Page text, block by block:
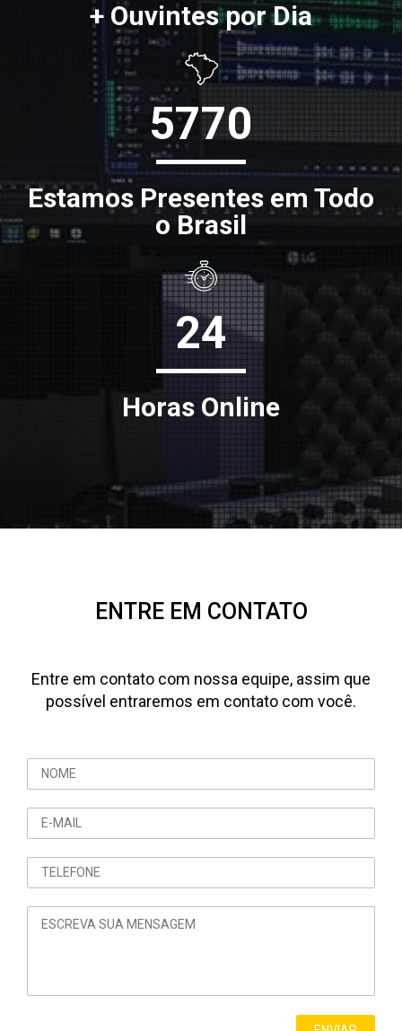
+ Ouvintes por Dia
5770
Estamos Presentes em Todo
o Brasil
24
Horas Online
ENTRE EM CONTATO
Entre em contato com nossa equipe, assim que
possível entraremos em contato com você.